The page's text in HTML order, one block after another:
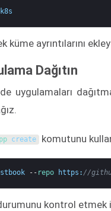
k8s
küme ayrıntılarını
Dağıtın
uygulamaları
create komutunu
-- repo https : //
kontrol etmek